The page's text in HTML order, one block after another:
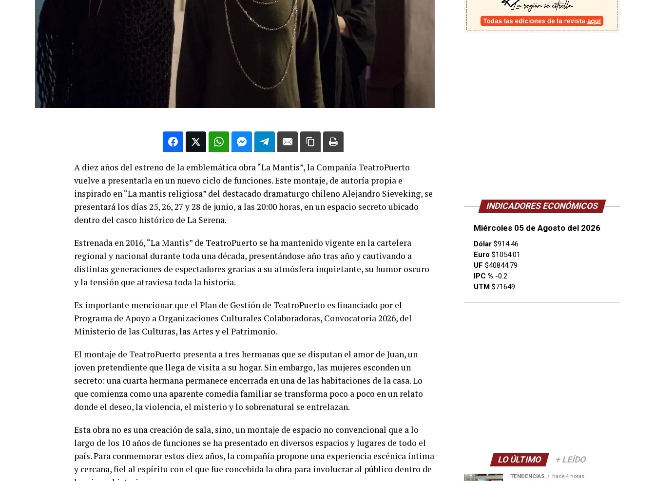
A diez años del estreno de la emblemática obra “La Mantis”, la Compañía TeatroPuerto
vuelve a presentarla en un nuevo ciclo de funciones. Este montaje, de autoría propia e
inspirado en “La mantis religiosa” del destacado dramaturgo chileno Alejandro Sieveking, se
presentará los días 25, 26, 27 y 28 de junio, a las 20:00 horas, en un espacio secreto ubicado
dentro del casco histórico de La Serena.
Estrenada en 2016, “La Mantis” de TeatroPuerto se ha mantenido vigente en la cartelera
regional y nacional durante toda una década, presentándose año tras año y cautivando a
distintas generaciones de espectadores gracias a su atmósfera inquietante, su humor oscuro
y la tensión que atraviesa toda la historia.
Es importante mencionar que el Plan de Gestión de TeatroPuerto es financiado por el
Programa de Apoyo a Organizaciones Culturales Colaboradoras, Convocatoria 2026, del
Ministerio de las Culturas, las Artes y el Patrimonio.
El montaje de TeatroPuerto presenta a tres hermanas que se disputan el amor de Juan, un
joven pretendiente que llega de visita a su hogar. Sin embargo, las mujeres esconden un
secreto: una cuarta hermana permanece encerrada en una de las habitaciones de la casa. Lo
que comienza como una aparente comedia familiar se transforma poco a poco en un relato
donde el deseo, la violencia, el misterio y lo sobrenatural se entrelazan.
Esta obra no es una creación de sala, sino, un montaje de espacio no convencional que a lo
largo de los 10 años de funciones se ha presentado en diversos espacios y lugares de todo el
país. Para conmemorar estos diez años, la compañía propone una experiencia escénica íntima
y cercana, fiel al espíritu con el que fue concebida la obra para involucrar al público dentro de
INDICADORES ECONÓMICOS
Miércoles 05 de Agosto del 2026
Dólar $914.46
Euro $1054.01
UF $40844.79
IPC % -0.2
UTM $71649
LO ÚLTIMO + LEÍDO
TENDENCIAS hace 4 horas